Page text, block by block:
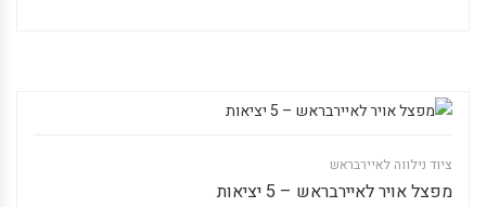
ציוד נילווה לאיירבראש
מפצל אויר לאיירבראש – 5 יציאות